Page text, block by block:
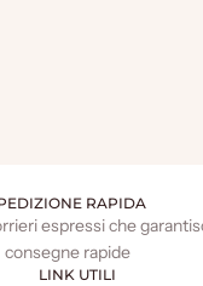
RAPIDA
espressi che
consegne rapide
LINK UTILI